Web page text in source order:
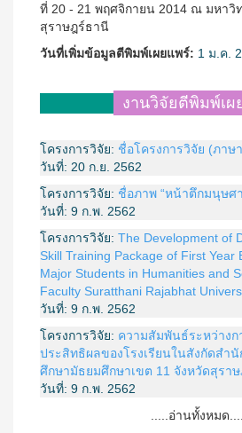
ที่ 20 - 21 พฤศจิกายน 2014 ณ มหาวิ
สุราษฎร์ธานี
วันที่เพิ่มข้อมูลตีพิมพ์เผยแพร์: 1 ม.ค.
งานวิจัยตีพิมพ์เผ
โครงการวิจัย: ชื่อโครงการวิจัย (ภาษ
วันที่: 20 ก.ย. 2562
โครงการวิจัย: ชื่อภาพ “หน้าตึกมนุษศ
วันที่: 9 ก.พ. 2562
โครงการวิจัย: The Development of
Skill Training Package of First Year
Major Students in Humanities and
Faculty Suratthani Rajabhat
วันที่: 9 ก.พ. 2562
โครงการวิจัย: ความสัมพันธ์ระหว่างก
ประสิทธิผลของโรงเรียนในสังกัดสำ
ศึกษามัธยมศึกษาเขต 11 จังหวัดสุรา
วันที่: 9 ก.พ. 2562
.....อ่านทั้งหมด.....